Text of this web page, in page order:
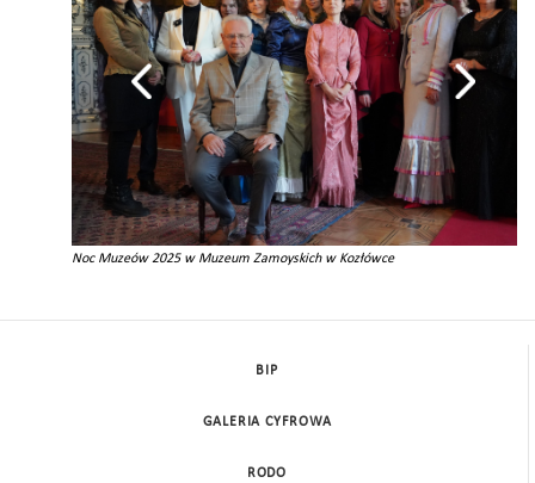
Noc Muzeów 2025 w Muzeum Zamoyskich w Kozłówce
BIP
GALERIA CYFROWA
RODO